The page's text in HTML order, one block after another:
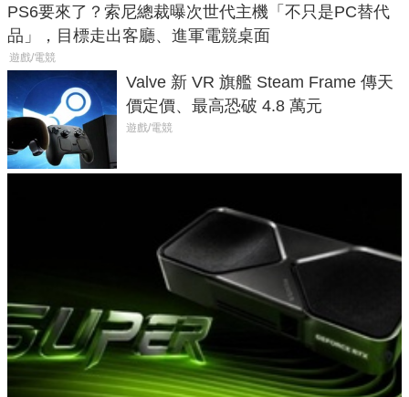
PS6要來了？索尼總裁曝次世代主機「不只是PC替代
品」，目標走出客廳、進軍電競桌面
遊戲/電競
Valve 新 VR 旗艦 Steam Frame 傳天
價定價、最高恐破 4.8 萬元
遊戲/電競